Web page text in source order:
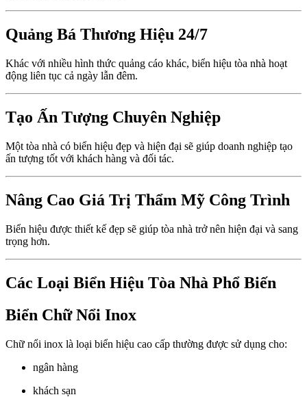
Quảng Bá Thương Hiệu 24/7
Khác với nhiều hình thức quảng cáo khác, biển hiệu tòa nhà hoạt
động liên tục cả ngày lẫn đêm.
Tạo Ấn Tượng Chuyên Nghiệp
Một tòa nhà có biển hiệu đẹp và hiện đại sẽ giúp doanh nghiệp tạo
ấn tượng tốt với khách hàng và đối tác.
Nâng Cao Giá Trị Thẩm Mỹ Công Trình
Biển hiệu được thiết kế đẹp sẽ giúp tòa nhà trở nên hiện đại và sang
trọng hơn.
Các Loại Biển Hiệu Tòa Nhà Phổ Biến
Biển Chữ Nổi Inox
Chữ nổi inox là loại biển hiệu cao cấp thường được sử dụng cho:
ngân hàng
khách sạn